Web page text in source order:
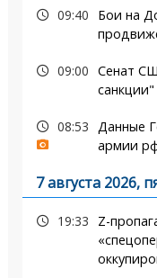
09:40
Бои на
09:00 Сенат
08:53 Данные
армии рф
7 августа 2026,
19:33
Z-